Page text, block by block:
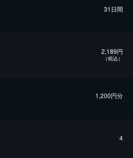
31日間
2,189円
（税込）
1,200円分
4